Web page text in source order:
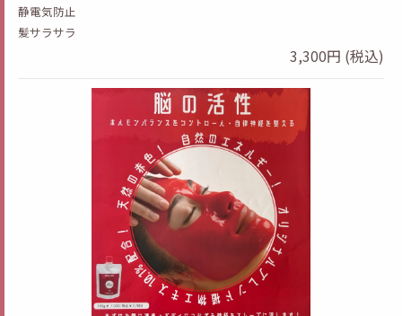
静電気防止
髪サラサラ
3,300円 (税込)